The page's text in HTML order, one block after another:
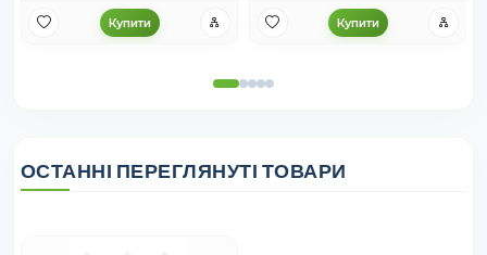
Купити Купити
ОСТАННІ ПЕРЕГЛЯНУТІ ТОВАРИ